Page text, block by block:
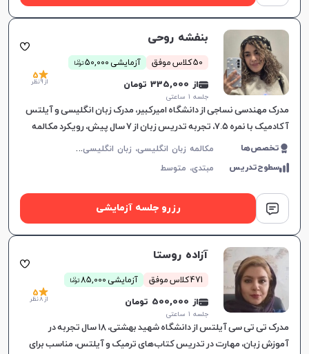
بنفشه روحی
50 کلاس موفق آزمایشی 50,000 توما
ن
از 335,000 تومان
جلسه ۱ ساعتی
5
از 9 نظر
مدرک مهندسی نساجی از دانشگاه امیرکبیر، مدرک زبان انگلیسی و آیلتس
آکادمیک با نمره ۷.۵، تجربه تدریس زبان از ۷ سال پیش، رویکرد مکالمه
محور در آموزش
تخصص‌ها م
کالمه زبان انگلیسی، زبان انگلیسی عمومی، گرامر زبان انگلیسی، زبان انگلیسی تجاری، زبان انگلیسی آمریکایی، زبان انگلیسی هفتم دبیرستان، زبان انگلیسی هشتم دبیرستان، زبان انگلیسی نهم دبیرستان، زبان انگلیسی دهم دبیرستان، زبان انگلیسی یازدهم دبیرستان، زبان انگلیسی دوازدهم دبیرستان، زبان انگلیسی کودکان، آیلتس، تافل
سطوح‌تدریس مبتدی، متوسط
رزرو جلسه آزمایشی
آزاده روستا
471 کلاس موفق آزمایشی 85,000 توما
ن
از 500,000 تومان
جلسه ۱ ساعتی
5
از 8 نظر
مدرک تی تی سی آیلتس از دانشگاه شهید بهشتی، ۱۸ سال تجربه در
آموزش زبان، مهارت در تدریس کتاب‌های ترمیک و آیلتس، مناسب برای